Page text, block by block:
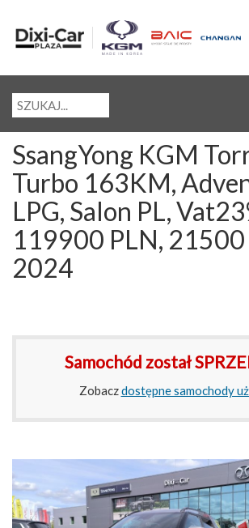
SsangYong KGM
Turbo 163KM,
LPG, Salon PL,
119900 PLN, 21500
2024
Samochód został
Zobaczdostępne samochody